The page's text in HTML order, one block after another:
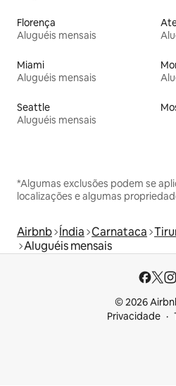
Florença
Aluguéis mensais
Miami
Aluguéis mensais
Seattle
Aluguéis mensais
*Algumas exclusões podem se
localizações e algumas
Airbnb Índia Carnataca
Aluguéis mensais
© 2026
Privacidade